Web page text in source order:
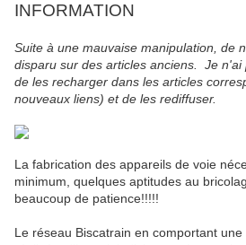
INFORMATION
Suite à une mauvaise manipulation, de
disparu sur des articles anciens. Je
de les recharger dans les articles
nouveaux liens) et de les rediffuser.
La fabrication des appareils de voie
minimum, quelques aptitudes au
beaucoup de patience!!!!!
Le réseau Biscatrain en comportant